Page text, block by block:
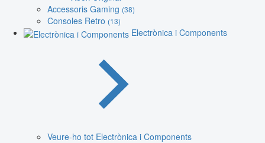
Accessoris Gaming (38)
Consoles Retro (13)
Electrònica i Components
Veure-ho tot Electrònica i Components